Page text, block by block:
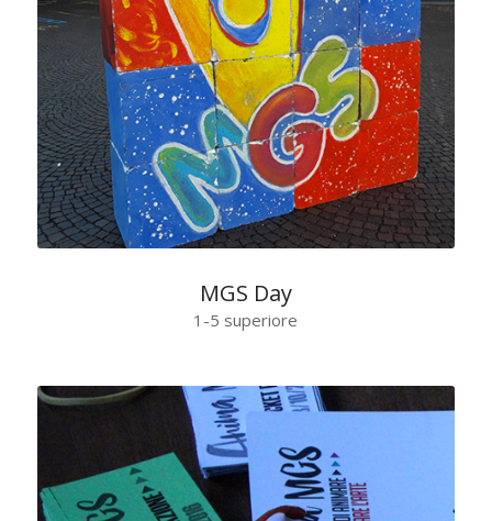
MGS Day
1-5 superiore